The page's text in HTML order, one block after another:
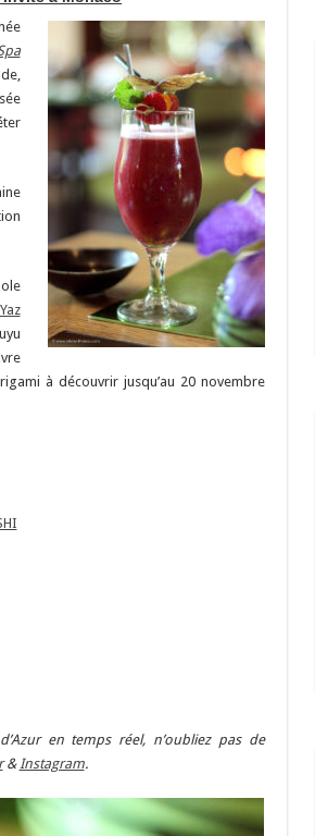
Yaz
à découvrir jusqu’au 20 novembre
en temps réel, n’oubliez pas de
&Instagram.